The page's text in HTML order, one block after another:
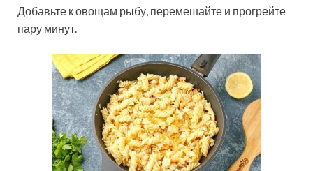
Добавьте к овощам рыбу, перемешайте и прогрейте
пару минут.